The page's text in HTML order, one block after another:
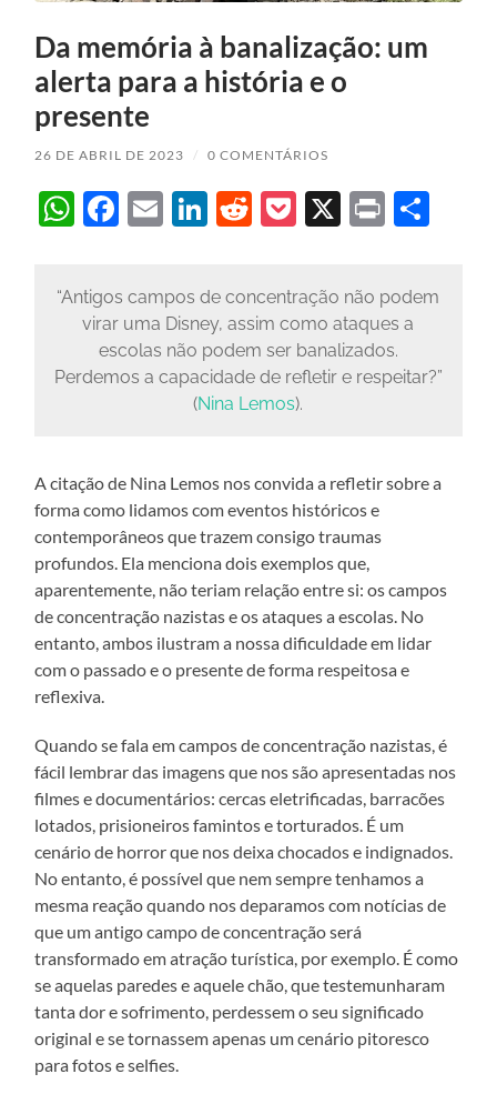
Da memória à banalização: um
alerta para a história e o
presente
26 DE ABRIL DE 2023 / 0 COMENTÁRIOS
WhatsApp
Facebook
EmailLinkedIn
Reddit
Pocket
X Print
“Antigos campos de concentração não podem
virar uma Disney, assim como ataques a
escolas não podem ser banalizados.
Perdemos a capacidade de refletir e respeitar?”
(Nina Lemos).
A citação de Nina Lemos nos convida a refletir sobre a
forma como lidamos com eventos históricos e
contemporâneos que trazem consigo traumas
profundos. Ela menciona dois exemplos que,
aparentemente, não teriam relação entre si: os campos
de concentração nazistas e os ataques a escolas. No
entanto, ambos ilustram a nossa dificuldade em lidar
com o passado e o presente de forma respeitosa e
reflexiva.
Quando se fala em campos de concentração nazistas, é
fácil lembrar das imagens que nos são apresentadas nos
filmes e documentários: cercas eletrificadas, barracões
lotados, prisioneiros famintos e torturados. É um
cenário de horror que nos deixa chocados e indignados.
No entanto, é possível que nem sempre tenhamos a
mesma reação quando nos deparamos com notícias de
que um antigo campo de concentração será
transformado em atração turística, por exemplo. É como
se aquelas paredes e aquele chão, que testemunharam
tanta dor e sofrimento, perdessem o seu significado
original e se tornassem apenas um cenário pitoresco
para fotos e selfies.